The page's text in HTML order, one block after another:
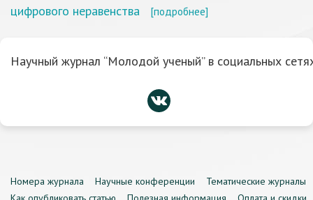
цифрового неравенства
[подробнее]
Научный журнал “Молодой ученый” в социальных
Номера журнала Научные конференции
Тематические журналы